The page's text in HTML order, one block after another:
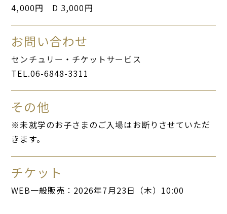
4,000円 D 3,000円
お問い合わせ
センチュリー・チケットサービス
TEL.06-6848-3311
その他
※未就学のお子さまのご入場はお断りさせていただ
きます。
チケット
WEB一般販売：2026年7月23日（木）10:00